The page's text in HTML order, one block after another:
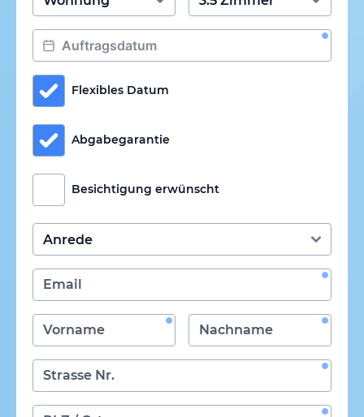
Flexibles Datum
Abgabegarantie
Besichtigung erwünscht